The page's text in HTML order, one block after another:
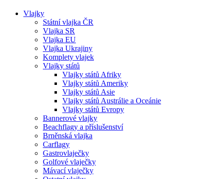
Vlajky
Státní vlajka ČR
Vlajka SR
Vlajka EU
Vlajka Ukrajiny
Komplety vlajek
Vlajky států
Vlajky států Afriky
Vlajky států Ameriky
Vlajky států Asie
Vlajky států Austrálie a Oceánie
Vlajky států Evropy
Bannerové vlajky
Beachflagy a příslušenství
Brněnská vlajka
Carflagy
Gastrovlaječky
Golfové vlaječky
Mávací vlaječky